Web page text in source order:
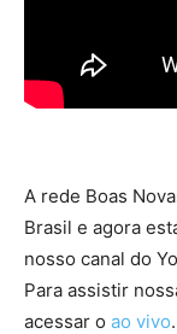
A rede Boas
Brasil e agora
nosso canal do
Para assistir
acessar o ao vivo.